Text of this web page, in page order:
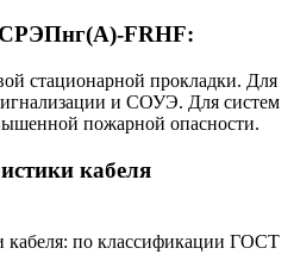
FRHF:
стационарной прокладки. Для
и СОУЭ. Для систем
пожарной опасности.
кабеля
кабеля: по классификации ГОСТ